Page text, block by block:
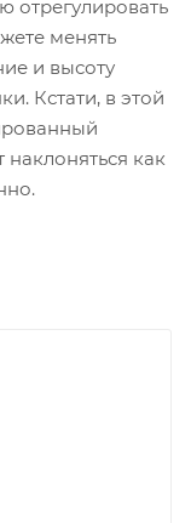
отрегулировать
менять
и высоту
Кстати, в этой
наклоняться как